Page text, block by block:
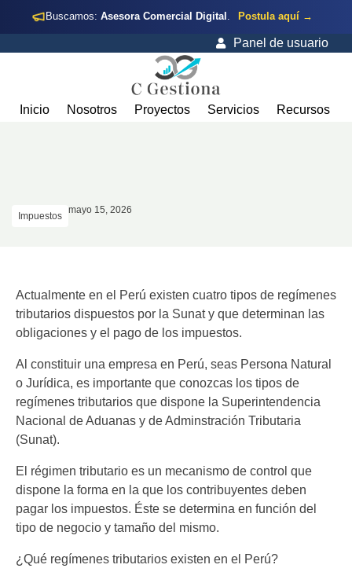
Buscamos: Asesora Comercial Digital . Postula aquí →
Panel de usuario
Inicio Nosotros Proyectos Servicios Recursos
Impuestos
mayo 15, 2026
Actualmente en el Perú existen cuatro tipos de regímenes
tributarios dispuestos por la Sunat y que determinan las
obligaciones y el pago de los impuestos.
Al constituir una empresa en Perú, seas Persona Natural
o Jurídica, es importante que conozcas los tipos de
regímenes tributarios que dispone la Superintendencia
Nacional de Aduanas y de Adminstración Tributaria
(Sunat).
El régimen tributario es un mecanismo de control que
dispone la forma en la que los contribuyentes deben
pagar los impuestos. Éste se determina en función del
tipo de negocio y tamaño del mismo.
¿Qué regímenes tributarios existen en el Perú?